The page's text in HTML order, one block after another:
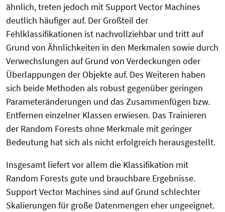
ähnlich, treten jedoch mit Support Vector Machines
deutlich häufiger auf. Der Großteil der
Fehlklassifikationen ist nachvollziehbar und tritt auf
Grund von Ähnlichkeiten in den Merkmalen sowie durch
Verwechslungen auf Grund von Verdeckungen oder
Überlappungen der Objekte auf. Des Weiteren haben
sich beide Methoden als robust gegenüber geringen
Parameteränderungen und das Zusammenfügen bzw.
Entfernen einzelner Klassen erwiesen. Das Trainieren
der Random Forests ohne Merkmale mit geringer
Bedeutung hat sich als nicht erfolgreich herausgestellt.
Insgesamt liefert vor allem die Klassifikation mit
Random Forests gute und brauchbare Ergebnisse.
Support Vector Machines sind auf Grund schlechter
Skalierungen für große Datenmengen eher ungeeignet.